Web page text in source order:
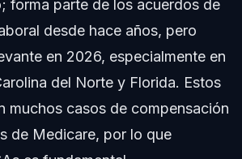
forma parte de los acuerdos de
desde hace años, pero
en 2026, especialmente en
del Norte y Florida. Estos
muchos casos de compensación
de Medicare, por lo que